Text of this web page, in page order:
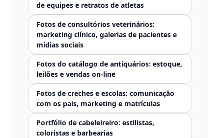
de equipes e retratos de atletas
Fotos de consultórios veterinários:
marketing clínico, galerias de pacientes e
mídias sociais
Fotos do catálogo de antiquários: estoque,
leilões e vendas on-line
Fotos de creches e escolas: comunicação
com os pais, marketing e matrículas
Portfólio de cabeleireiro: estilistas,
coloristas e barbearias